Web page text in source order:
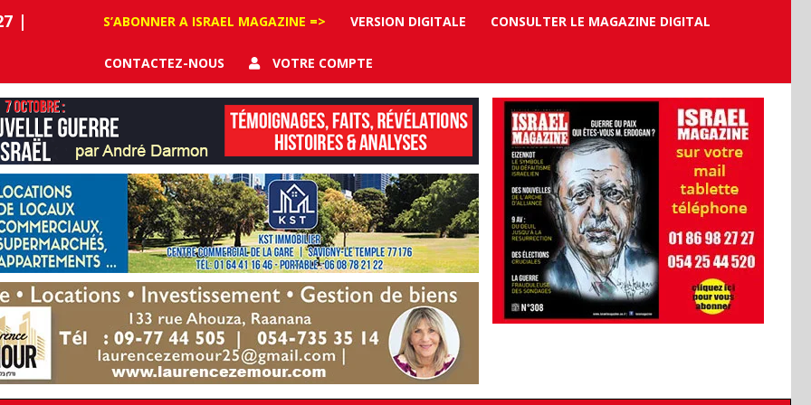
|
S’ABONNER A ISRAEL MAGAZINE => VERSION DIGITALE CONSULTER LE MAGAZINE DIGITAL
CONTACTEZ-NOUS VOTRE COMPTE